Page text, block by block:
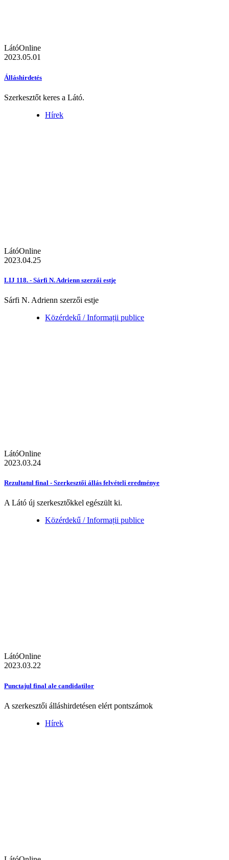
LátóOnline
2023.05.01
Álláshirdetés
Szerkesztőt keres a Látó.
Hírek
LátóOnline
2023.04.25
LIJ 118. - Sárfi N. Adrienn szerzői estje
Sárfi N. Adrienn szerzői estje
Közérdekű / Informații publice
LátóOnline
2023.03.24
Rezultatul final - Szerkesztői állás felvételi eredménye
A Látó új szerkesztőkkel egészült ki.
Közérdekű / Informații publice
LátóOnline
2023.03.22
Punctajul final ale candidatilor
A szerkesztői álláshirdetésen elért pontszámok
Hírek